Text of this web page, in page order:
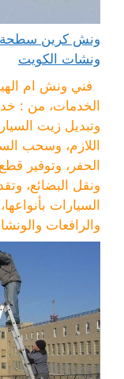
ونشات الكويت
فني ونش ام
الخدمات، من :
وتبديل زيت
اللازم، وسحب
الحفر، وتوفير
ونقل البضائع،
السيارات
والرافعات